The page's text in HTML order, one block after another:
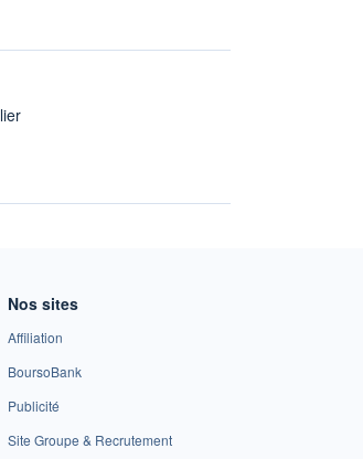
Nos sites
Affiliation
BoursoBank
Publicité
Site Groupe & Recrutement